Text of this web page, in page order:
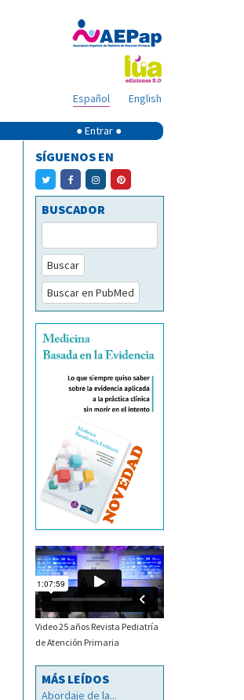
English
Español
● Entrar ●
SÍGUENOS EN
BUSCADOR
Buscar
Buscar en PubMed
Video 25 años Revista Pediatría
de Atención Primaria
MÁS LEÍDOS
Abordaje de la...